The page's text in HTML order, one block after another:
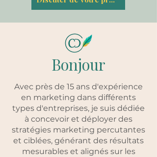
Bonjour
Avec près de 15 ans d'expérience
en marketing dans différents
types d'entreprises, je suis dédiée
à concevoir et déployer des
stratégies marketing percutantes
et ciblées, générant des résultats
mesurables et alignés sur les